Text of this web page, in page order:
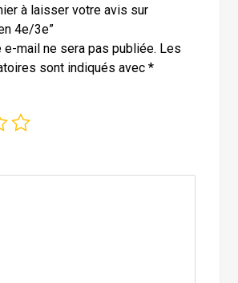
à laisser votre avis sur
4e/3e”
mail ne sera pas publiée. Les
sont indiqués avec*